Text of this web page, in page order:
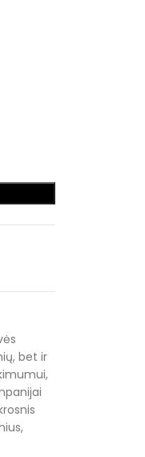
bet ir